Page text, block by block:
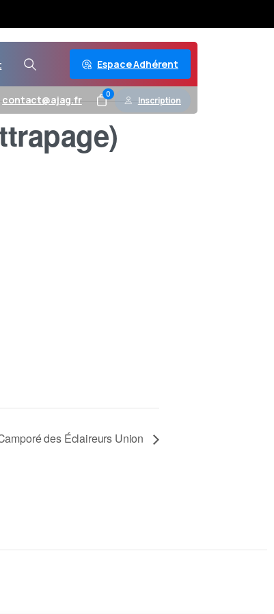
Espace Adhérent
contact@ajag.fr 0
Inscription
des Éclaireurs Union